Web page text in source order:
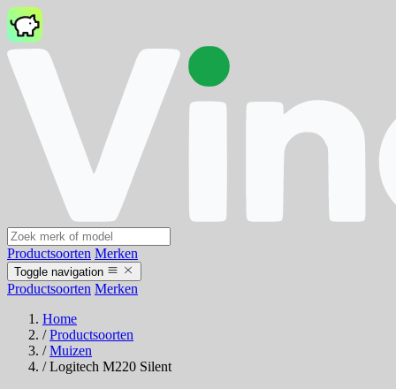
Productsoorten Merken
Toggle navigation
Productsoorten Merken
Home
/ Productsoorten
/ Muizen
/ Logitech M220 Silent